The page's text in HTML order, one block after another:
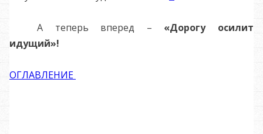
А теперь вперед – «Дорогу осилит
идущий»!
ОГЛАВЛЕНИЕ